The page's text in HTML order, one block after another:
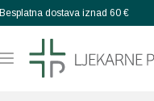
Besplatna dostava iznad 60 €